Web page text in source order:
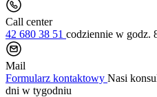
Call center
42 680 38 51 codziennie w godz.
Mail
Formularz kontaktowy Nasi
dni w tygodniu